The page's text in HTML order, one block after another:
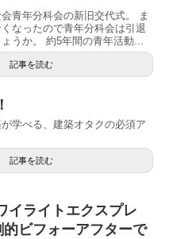
青年分科会の新旧交代式。 ま
なったので青年分科会は引退
うか。 約5年間の青年活動...
記事を読む
学べる、建築オタクの必須ア
記事を読む
イライトエクスプレ
ビフォーアフターで